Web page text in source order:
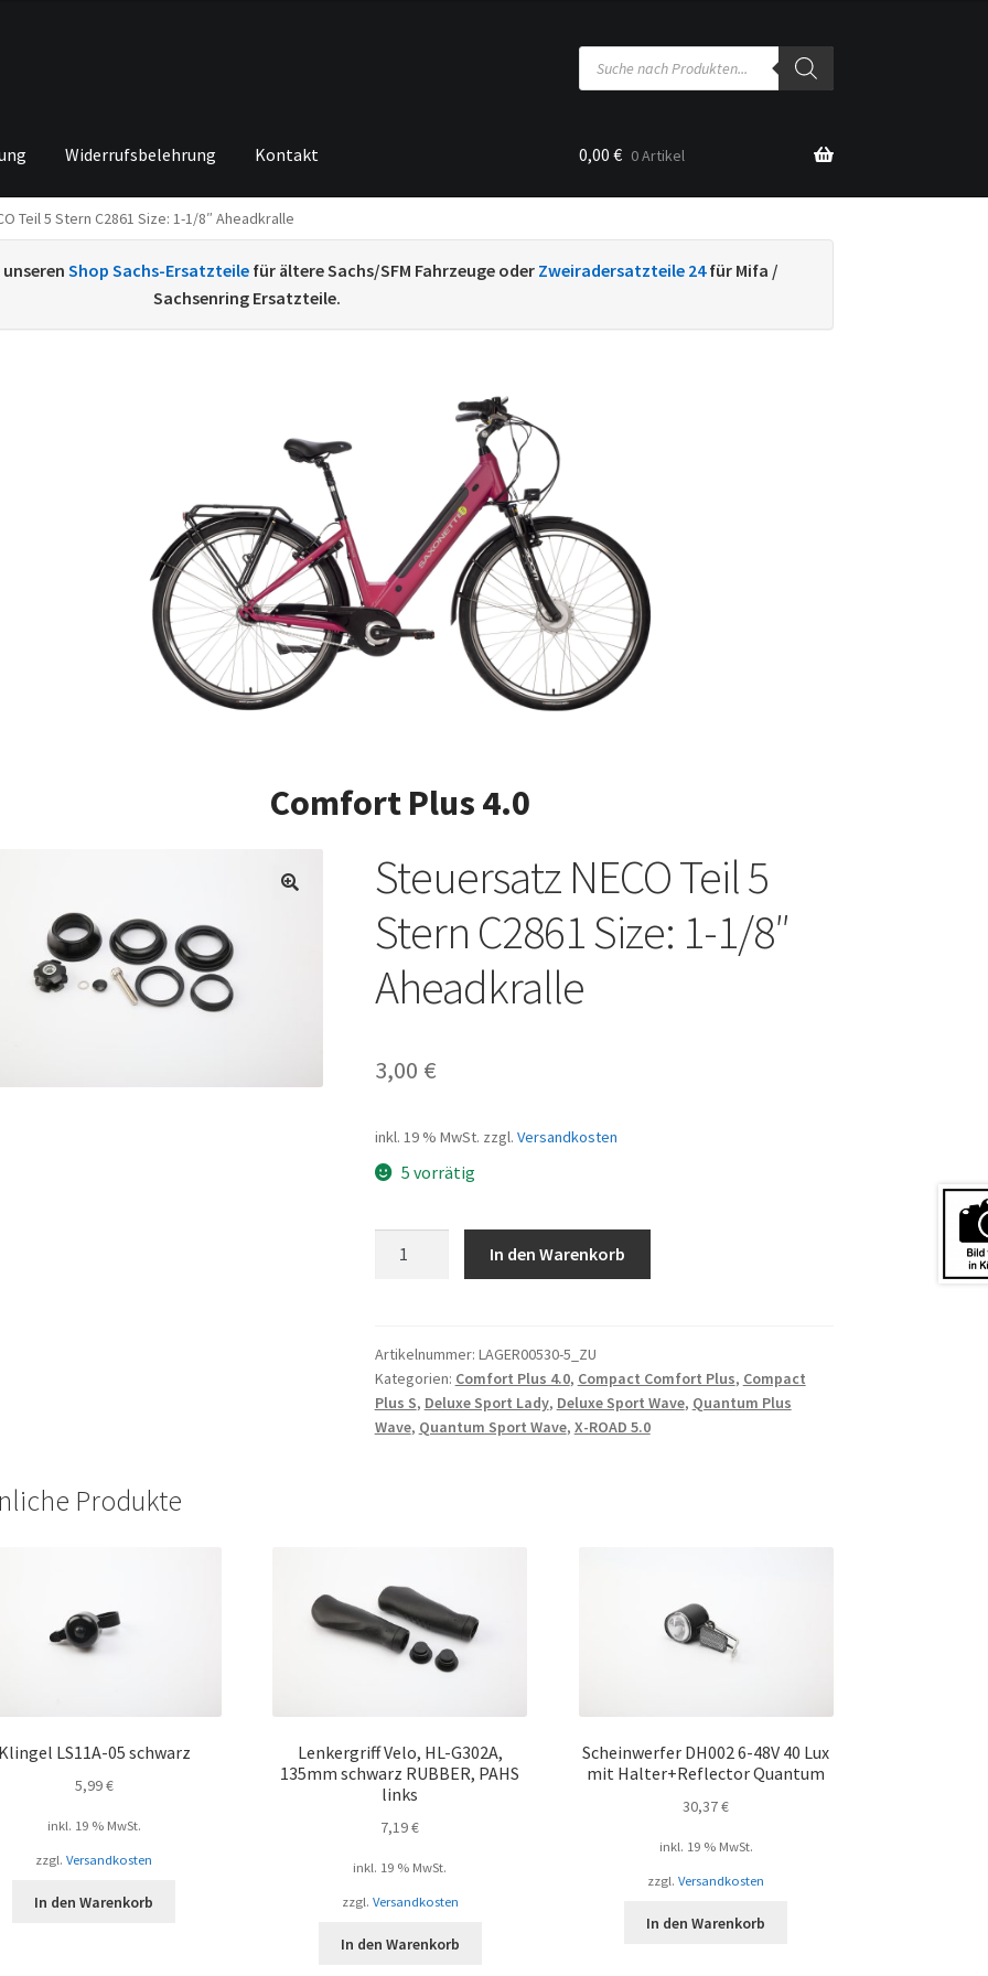
Products
search
Widerrufsbelehrung Kontakt
vonEchtheit von BewertungenHome
Widerrufsbelehrung Zahlungsarten
0,00 € 0 Artikel
Teil 5 Stern C2861 Size: 1-1/8″ Aheadkralle
Shop Sachs-Ersatzteilefür ältere Sachs/SFM Fahrzeuge oder Zweiradersatzteile 24für Mifa /
Sachsenring Ersatzteile.
Comfort Plus 4.0
Steuersatz NECO Teil 5
Stern C2861 Size: 1-1/8″
Aheadkralle
3,00 €
inkl. 19 % MwSt. zzgl. Versandkosten
5 vorrätig
Stern
C2861
Size:
1-
In den Warenkorb
Artikelnummer: LAGER00530-5_ZU
Kategorien: Comfort Plus 4.0, Compact Comfort Plus, Compact
Plus S, Deluxe Sport Lady, Deluxe Sport Wave, Quantum Plus
Wave, Quantum Sport Wave, X-ROAD 5.0
Produkte
LS11A-05 schwarz
5,99€
inkl. 19 % MwSt.
zzgl.Versandkosten
In den Warenkorb
Lenkergriff Velo, HL-G302A,
135mm schwarz RUBBER, PAHS
links
7,19€
inkl. 19 % MwSt.
zzgl. Versandkosten
In den Warenkorb
Scheinwerfer DH002 6-48V 40 Lux
mit Halter+Reflector Quantum
30,37€
inkl. 19 % MwSt.
zzgl.Versandkosten
In den Warenkorb